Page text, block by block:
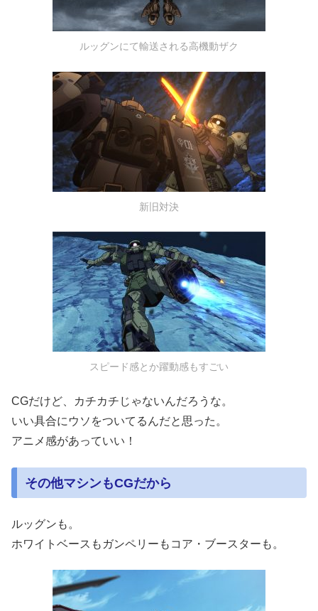
ルッグンにて輸送される高機動ザク
新旧対決
スピード感とか躍動感もすごい
CGだけど、カチカチじゃないんだろうな。
いい具合にウソをついてるんだと思った。
アニメ感があっていい！
その他マシンもCGだから
ルッグンも。
ホワイトベースもガンペリーもコア・ブースターも。